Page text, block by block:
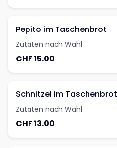
Pepito im Taschenbrot
Zutaten nach Wahl
CHF 15.00
Schnitzel im Taschenbrot
Zutaten nach Wahl
CHF 13.00